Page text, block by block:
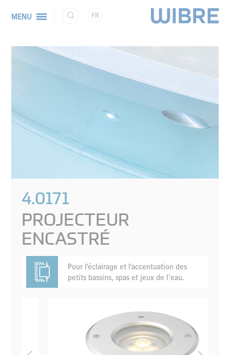
MENU FR
4.0171
PROJECTEUR
ENCASTRÉ
Pour l'éclairage et l'accentuation des
petits bassins, spas et jeux de l’eau.